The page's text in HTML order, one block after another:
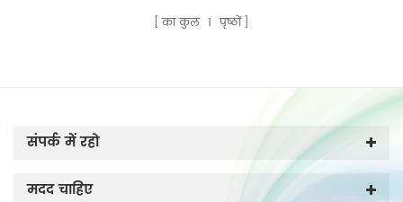
का कुल 1 पृष्ठों
संपर्क में रहो
मदद चाहिए